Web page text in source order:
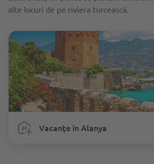
alte locuri de pe riviera turcească.
Vacanţe în Alanya